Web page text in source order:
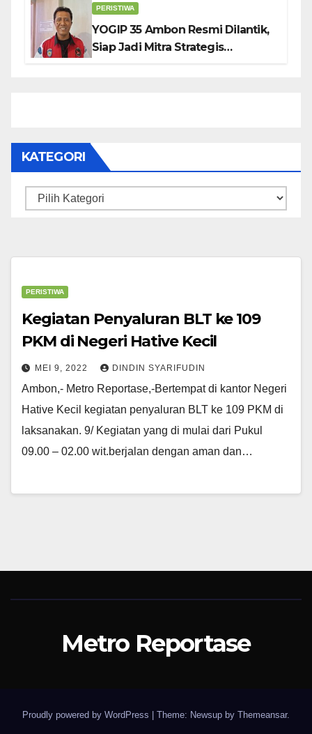
PERISTIWA
YOGIP 35 Ambon Resmi Dilantik,
Siap Jadi Mitra Strategis
KATEGORI
Kategori
PERISTIWA
Kegiatan Penyaluran BLT ke 109
PKM di Negeri Hative Kecil
MEI 9, 2022 DINDIN SYARIFUDIN
Ambon,- Metro Reportase,-Bertempat di kantor Negeri
Hative Kecil kegiatan penyaluran BLT ke 109 PKM di
laksanakan. 9/ Kegiatan yang di mulai dari Pukul
09.00 – 02.00 wit.berjalan dengan aman dan…
Metro Reportase
Proudly powered by WordPress Theme: Newsup by Themeansar.